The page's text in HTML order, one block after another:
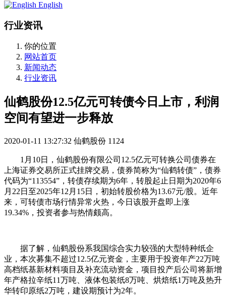
English
行业资讯
你的位置
网站首页
新闻动态
行业资讯
仙鹤股份12.5亿元可转债今日上市，利润
空间有望进一步释放
2020-01-11 13:27:32 仙鹤股份 1124
1月10日，仙鹤股份有限公司12.5亿元可转换公司债券在
上海证券交易所正式挂牌交易，债券简称为“仙鹤转债”，债券
代码为“113554”，转债存续期为6年，转股起止日期为2020年6
月22日至2025年12月15日，初始转股价格为13.67元/股。近年
来，可转债市场行情异常火热，今日该股开盘即上涨
19.34%，投资者参与热情颇高。
据了解，仙鹤股份系我国综合实力较强的大型特种纸企
业，本次募集不超过12.5亿元资金，主要用于投资年产22万吨
高档纸基新材料项目及补充流动资金，项目投产后公司将新增
年产格拉辛纸11万吨、液体包装纸8万吨、烘焙纸1万吨及热升
华转印原纸2万吨，建设期预计为2年。